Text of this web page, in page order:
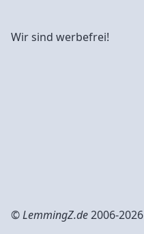
Wir sind werbefrei!
©LemmingZ.de2006-2026